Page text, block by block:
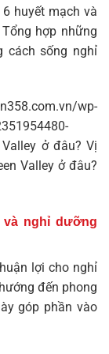
huyết mạch và
hợp những
cách sống nghỉ
wp-
Valley ở đâu? Vị
Valley ở đâu?
và nghỉ dưỡng
lợi cho nghỉ
đến phong
góp phần vào